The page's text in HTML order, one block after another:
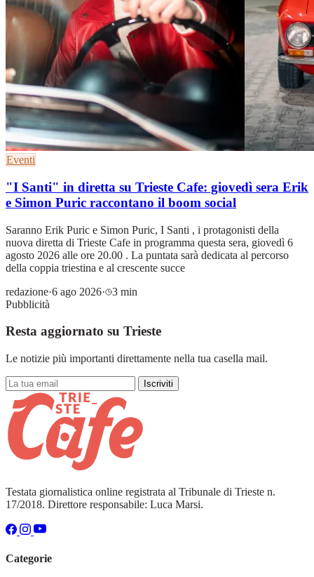
Eventi
"I Santi" in diretta su Trieste Cafe: giovedì sera Erik
e Simon Puric raccontano il boom social
Saranno Erik Puric e Simon Puric, I Santi , i protagonisti della
nuova diretta di Trieste Cafe in programma questa sera, giovedì 6
agosto 2026 alle ore 20.00 . La puntata sarà dedicata al percorso
della coppia triestina e al crescente succe
redazione·6 ago 2026·
3 min
Pubblicità
Resta aggiornato su Trieste
Le notizie più importanti direttamente nella tua casella mail.
Iscriviti
Testata giornalistica online registrata al Tribunale di Trieste n.
17/2018. Direttore responsabile: Luca Marsi.
Categorie